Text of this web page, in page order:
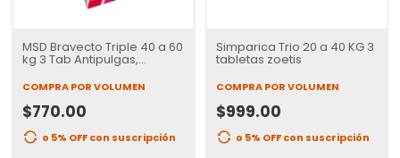
MSD Bravecto Triple 40 a 60
kg 3 Tab Antipulgas,
Garrapatas e internos | 12
semanas de Protección
COMPRA POR VOLUMEN
$770.00
o 5% OFFcon suscripción
Simparica Trio 20 a 40 KG 3
tabletas zoetis
COMPRA POR VOLUMEN
$999.00
o 5% OFFcon suscripción